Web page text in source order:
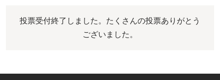
投票受付終了しました。たくさんの投票ありがとう
ございました。